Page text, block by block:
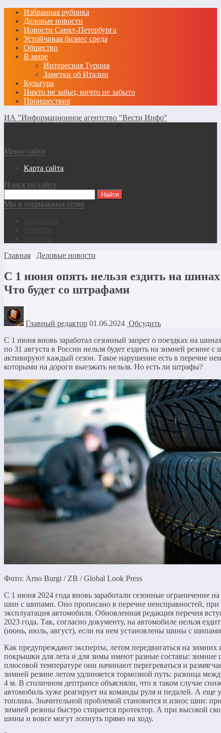
Избранная рубрика
Деловые новости
Новости Санкт-Петербурга
Устойчивая бизнес среда
Общество
В мире
Интересная Турция
Заметки об Италии
Культура
Никто не забыт, ничто не забыто
Проишествия
ИА "Информационное агентство "Вести Инфо"
Меню сайта
Карта сайта
Поиск по сайту
Мы в социальных сетях
Главная
Деловые новости
С 1 июня опять нельзя ездить на
Что будет со штрафами
Главный редактор 01.06.2024 Обсудить
С 1 июня вновь заработал сезонный запрет о поездках на
по 31 августа в России нельзя будет ездить на зимней резине с
активируют каждый сезон. Такое нарушение есть в перечне
которыми на дороги выезжать нельзя. Но есть ли штрафы?
Фото: Arno Burgi / ZB / Global Look Press
С 1 июня 2024 года вновь заработали сезонные ограничение
шин с шипами. Оно прописано в перечне неисправностей, при
эксплуатация автомобиля. Обновленная редакция перечня
2023 года. Так, согласно документу, на автомобиле нельзя
(июнь, июль, август), если на нем установлены шины с
Как предупреждают эксперты, летом передвигаться на
покрышки для лета и для зимы имеют разные составы:
плюсовой температуре они начинают перегреваться и
зимней резине летом удлиняется тормозной путь: разница
4 м. В столичном дептрансе объясняли, что в таком случае
автомобиль хуже реагирует на команды руля и педалей. А еще
топлива. Значительной проблемой становится и износ шин:
зимней резины быстро стирается протектор. А при высокой
шины и вовсе могут лопнуть прямо на ходу.